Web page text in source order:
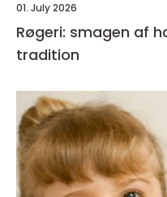
01. July 2026
Røgeri: smagen af
tradition